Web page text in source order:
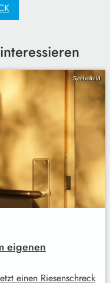
Symbolbild
eigenen
einen Riesenschreck